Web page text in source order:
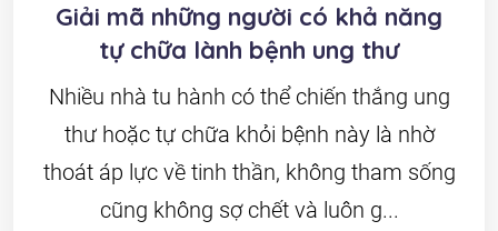
Giải mã những người có khả năng
tự chữa lành bệnh ung thư
Nhiều nhà tu hành có thể chiến thắng ung
thư hoặc tự chữa khỏi bệnh này là nhờ
thoát áp lực về tinh thần, không tham sống
cũng không sợ chết và luôn g...